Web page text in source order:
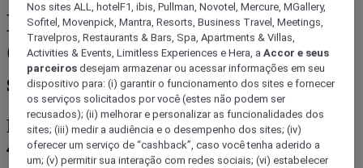
Encontre um hotel próximo a
Gare Montparnasse railway
station, Paris
Reserve sua estadia em uma das mais de
45 marcas da Accor
Nos sites ALL, hotelF1, ibis, Pullman, Novotel, Mercure, MGallery,
Sofitel, Movenpick, Mantra, Resorts, Business Travel, Meetings,
Travelpros, Restaurants & Bars, Spa, Apartments & Villas,
Activities & Events, Limitless Experiences e Hera, aAccor e seus
parceiros desejam armazenar ou acessar informações em seu
dispositivo para: (i) garantir o funcionamento dos sites e fornecer
os serviços solicitados por você (estes não podem ser
recusados); (ii) melhorar e personalizar as funcionalidades dos
sites; (iii) medir a audiência e o desempenho dos sites; (iv)
oferecer um serviço de “cashback”, caso você tenha aderido a
um; (v) permitir sua interação com redes sociais; (vi) estabelecer